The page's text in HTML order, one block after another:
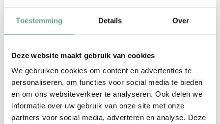
Toestemming Details Over
Deze website maakt gebruik van cookies
We gebruiken cookies om content en advertenties te
personaliseren, om functies voor social media te bieden
en om ons websiteverkeer te analyseren. Ook delen we
informatie over uw gebruik van onze site met onze
partners voor social media, adverteren en analyse. Deze
terugkeerproces meer, dit past niet altijd bij ieders
Bronnen
Ondernemen met Personeel
CNV
Organisatie en Personeel Rijk